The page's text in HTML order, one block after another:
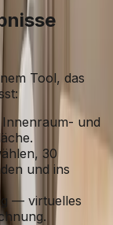
Tool, das
und
30
und ins
— virtuelles